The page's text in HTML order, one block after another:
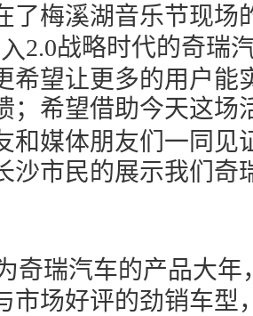
了梅溪湖音乐节现场
2.0战略时代的奇瑞
希望让更多的用户能
；希望借助今天这场
和媒体朋友们一同见
沙市民的展示我们奇
奇瑞汽车的产品大
市场好评的劲销车型